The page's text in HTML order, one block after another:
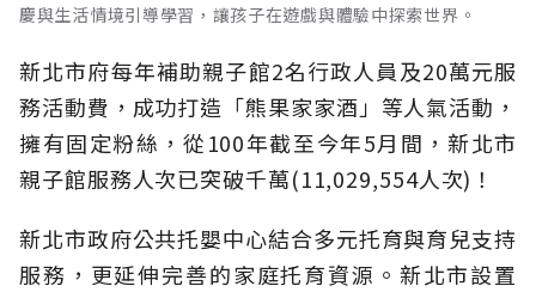
慶與生活情境引導學習，讓孩子在遊戲與體驗中探索世界。
新北市府每年補助親子館2名行政人員及20萬元服
務活動費，成功打造「熊果家家酒」等人氣活動，
擁有固定粉絲，從100年截至今年5月間，新北市
親子館服務人次已突破千萬(11,029,554人次)！
新北市政府公共托嬰中心結合多元托育與育兒支持
服務，更延伸完善的家庭托育資源。新北市設置